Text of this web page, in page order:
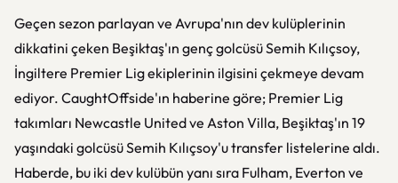
Geçen sezon parlayan ve Avrupa'nın dev kulüplerinin
dikkatini çeken Beşiktaş'ın genç golcüsü Semih Kılıçsoy,
İngiltere Premier Lig ekiplerinin ilgisini çekmeye devam
ediyor. CaughtOffside'ın haberine göre; Premier Lig
takımları Newcastle United ve Aston Villa, Beşiktaş'ın 19
yaşındaki golcüsü Semih Kılıçsoy'u transfer listelerine aldı.
Haberde, bu iki dev kulübün yanı sıra Fulham, Everton ve